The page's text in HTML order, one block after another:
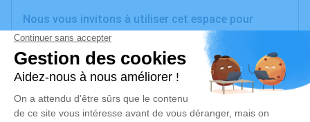
Nous vous invitons à utiliser cet espace pour
laisser vos condoléances, partager des photos
souvenirs, une anecdote ou exprimer vos pensées à
travers des poèmes ou des textes. Cet endroit est
un lieu d'expression dédié à honorer la mémoire de
Christiane WEISS.